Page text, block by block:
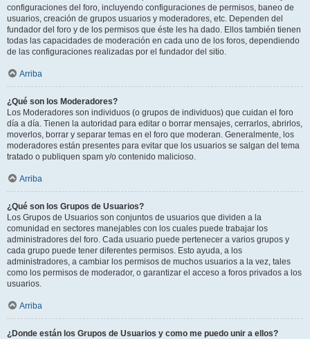
configuraciones del foro, incluyendo configuraciones de permisos, baneo de
usuarios, creación de grupos usuarios y moderadores, etc. Dependen del
fundador del foro y de los permisos que éste les ha dado. Ellos también tienen
todas las capacidades de moderación en cada uno de los foros, dependiendo
de las configuraciones realizadas por el fundador del sitio.
Arriba
¿Qué son los Moderadores?
Los Moderadores son individuos (o grupos de individuos) que cuidan el foro
día a día. Tienen la autoridad para editar o borrar mensajes, cerrarlos, abrirlos,
moverlos, borrar y separar temas en el foro que moderan. Generalmente, los
moderadores están presentes para evitar que los usuarios se salgan del tema
tratado o publiquen spam y/o contenido malicioso.
Arriba
¿Qué son los Grupos de Usuarios?
Los Grupos de Usuarios son conjuntos de usuarios que dividen a la
comunidad en sectores manejables con los cuales puede trabajar los
administradores del foro. Cada usuario puede pertenecer a varios grupos y
cada grupo puede tener diferentes permisos. Esto ayuda, a los
administradores, a cambiar los permisos de muchos usuarios a la vez, tales
como los permisos de moderador, o garantizar el acceso a foros privados a los
usuarios.
Arriba
¿Donde están los Grupos de Usuarios y como me puedo unir a ellos?